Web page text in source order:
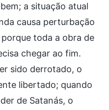
a situação atual
causa perturbação
toda a obra de
chegar ao fim.
sido derrotado, o
libertado; quando
de Satanás, o